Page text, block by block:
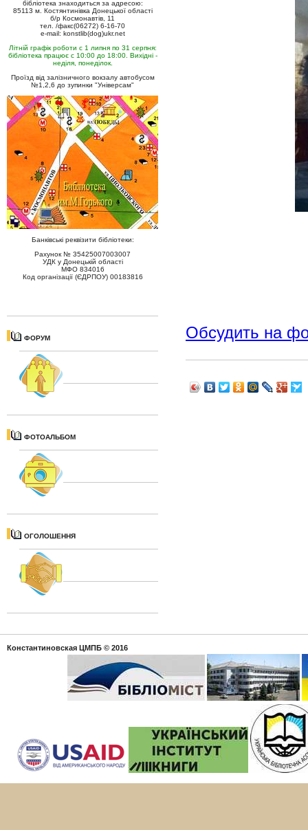
бібліотека знаходиться за адресою:
85113 м. Костянтинівка Донецької області
б/р Космонавтів, 11
тел. /факс(06272) 6-16-70
e-mail: konstlib(dog)ukr.net
Літній графік роботи с 1 липня по 31 серпня:
бібліотека працює с 10:00 до 18:00. Вихідні -
неділя, понеділок.
Проїзд від залізничного вокзалу автобусом
№1,2,6 до зупинки "Універсам"
Банківські реквізити бібліотеки:
Рахунок № 35425007003007
УДК у Донецькій області
МФО 834016
Код організації (ЄДРПОУ) 00183816
ФОРУМ
ФОТОАЛЬБОМ
ОГОЛОШЕННЯ
Обсудить на
Константиновская ЦМПБ © 2016